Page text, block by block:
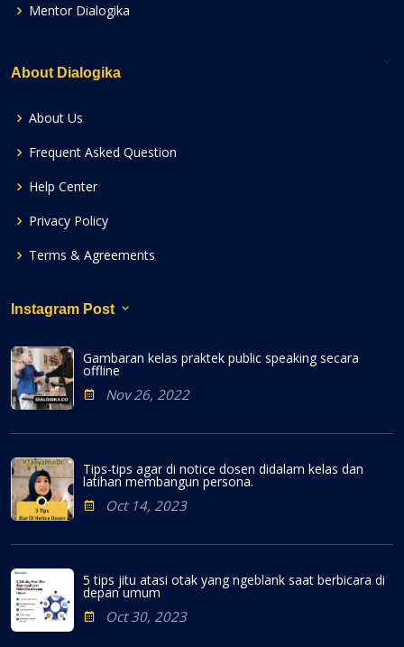
Mentor Dialogika
About Dialogika
About Us
Frequent Asked Question
Help Center
Privacy Policy
Terms & Agreements
Instagram Post
Gambaran kelas praktek public speaking secara
offline
Nov 26, 2022
Tips-tips agar di notice dosen didalam kelas dan
latihan membangun persona.
Oct 14, 2023
5 tips jitu atasi otak yang ngeblank saat berbicara di
depan umum
Oct 30, 2023